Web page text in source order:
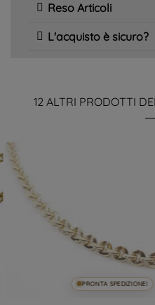
Reso Articoli
L'acquisto è sicuro?
12 ALTRI PRODOTTI
PRONTA SPEDIZIONE!